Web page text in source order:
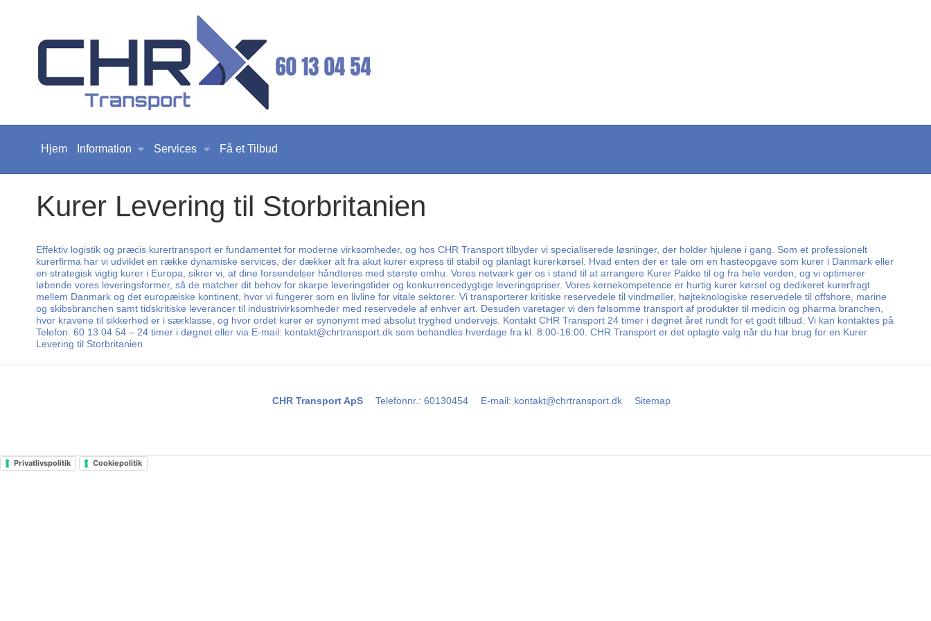
Hjem Information Services Få et Tilbud
Kurer Levering til Storbritanien
Effektiv logistik og præcis kurertransport er fundamentet for moderne virksomheder, og hos CHR Transport tilbyder vi specialiserede løsninger, der holder hjulene i gang. Som et professionelt
kurerfirma har vi udviklet en række dynamiske services, der dækker alt fra akut kurer express til stabil og planlagt kurerkørsel. Hvad enten der er tale om en hasteopgave som kurer i Danmark eller
en strategisk vigtig kurer i Europa, sikrer vi, at dine forsendelser håndteres med største omhu. Vores netværk gør os i stand til at arrangere Kurer Pakke til og fra hele verden, og vi optimerer
løbende vores leveringsformer, så de matcher dit behov for skarpe leveringstider og konkurrencedygtige leveringspriser. Vores kernekompetence er hurtig kurer kørsel og dedikeret kurerfragt
mellem Danmark og det europæiske kontinent, hvor vi fungerer som en livline for vitale sektorer. Vi transporterer kritiske reservedele til vindmøller, højteknologiske reservedele til offshore, marine
og skibsbranchen samt tidskritiske leverancer til industrivirksomheder med reservedele af enhver art. Desuden varetager vi den følsomme transport af produkter til medicin og pharma branchen,
hvor kravene til sikkerhed er i særklasse, og hvor ordet kurer er synonymt med absolut tryghed undervejs. Kontakt CHR Transport 24 timer i døgnet året rundt for et godt tilbud. Vi kan kontaktes på
Telefon: 60 13 04 54 – 24 timer i døgnet eller via E-mail: kontakt@chrtransport.dk som behandles hverdage fra kl. 8:00-16:00. CHR Transport er det oplagte valg når du har brug for en Kurer
Levering til Storbritanien
CHR Transport ApS Telefonnr. : 60130454 E-mail: kontakt@chrtransport.dk Sitemap
Privatlivspolitik Cookiepolitik